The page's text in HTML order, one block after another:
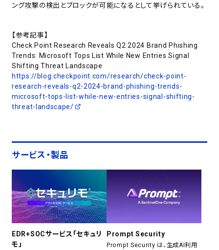
ング攻撃の検出とブロックが可能になるとして挙げられている。
【参考記事】
Check Point Research Reveals Q2 2024 Brand Phishing
Trends: Microsoft Tops List While New Entries Signal
Shifting Threat Landscape
https://blog.checkpoint.com/research/check-point-
research-reveals-q2-2024-brand-phishing-trends-
microsoft-tops-list-while-new-entries-signal-shifting-
threat-landscape/
サービス・製品
EDR+SOCサービス「セキュリ
モ」
Prompt Security
Prompt Security は、生成AI利用